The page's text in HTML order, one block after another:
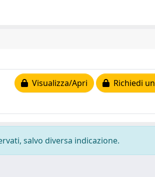
Visualizza/Apri Richiedi
salvo diversa indicazione.